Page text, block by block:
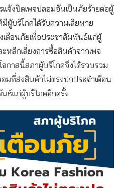
แจ้งปิดเพจปลอมอันเป็นภัยร้ายต่อผู้
ผู้บริโภคได้รับความเสียหาย
เตือนภัยเพื่อประชาสัมพันธ์แก่ผู้
หลีกเลี่ยงการซื้อสินค้าจากเพจ
กาสนี้สภาผู้บริโภคจึงได้รวบรวม
มที่ส่งสินค้าไม่ตรงปกประจำเดือน
ธ์แก่ผู้บริโภคอีกครั้ง